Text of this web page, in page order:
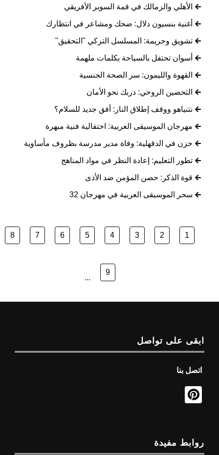
الأهلي والزمالك في قمة السوبر الأفريقي
أغنية بنسيون دلال: ضحك ومشاعر في انتظارك
تشويق وجريمة: المسلسل التركي "التحقيق"
أسوان تحتفل بالسياحة بكلمات ملهمة
القهوة والليمون: سر الصحة الجنسية
التحصين الروحي: دربك نحو الأمان
نتنياهو ووقف إطلاق النار: أفق جديد للسلام؟
مهرجان الموسيقى العربية: احتفالية فنية مبهرة
حزن في الدقهلية: وفاة مدير مدرسة بظروف مأساوية
تطور التعليم: إعادة النظر في مواد المناهج
قوة الذكر: حصن المؤمن ضد الأذى
سحر الموسيقى العربية في مهرجان 32
1
2
3
4
5
6
7
8
9
...
ابقى على تواصل
اتصل بنا
روابط مفيدة